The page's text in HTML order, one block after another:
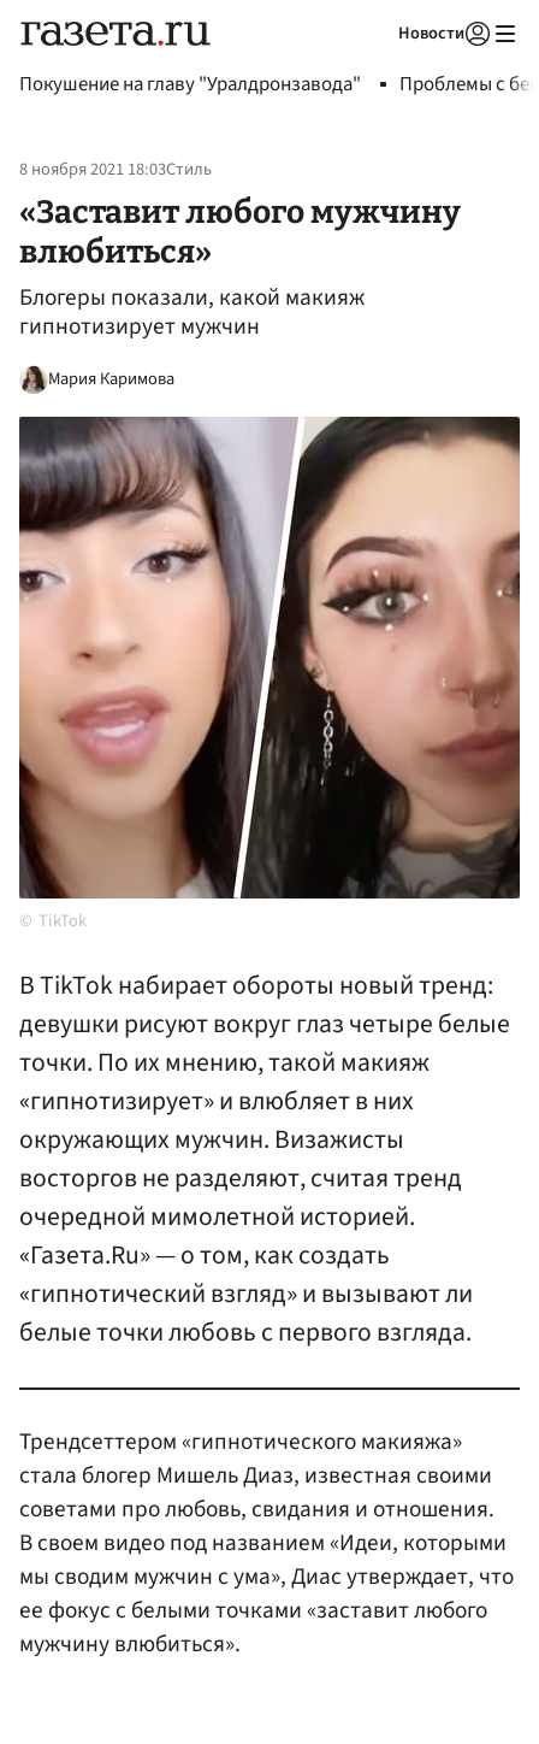
Новости
Покушение на главу "Уралдронзавода" Проблемы с
8 ноября 2021 18:03Стиль
«Заставит любого мужчину
влюбиться»
Блогеры показали, какой макияж
гипнотизирует мужчин
Мария Каримова
TikTok
В TikTok набирает обороты новый тренд:
девушки рисуют вокруг глаз четыре белые
точки. По их мнению, такой макияж
«гипнотизирует» и влюбляет в них
окружающих мужчин. Визажисты
восторгов не разделяют, считая тренд
очередной мимолетной историей.
«Газета.Ru» — о том, как создать
«гипнотический взгляд» и вызывают ли
белые точки любовь с первого взгляда.
Трендсеттером «гипнотического макияжа»
стала блогер Мишель Диаз, известная своими
советами про любовь, свидания и отношения.
В своем видео под названием «Идеи, которыми
мы сводим мужчин с ума», Диас утверждает, что
ее фокус с белыми точками «заставит любого
мужчину влюбиться».